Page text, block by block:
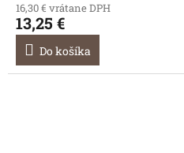
16,30 € vrátane DPH
13,25 €
Do košíka